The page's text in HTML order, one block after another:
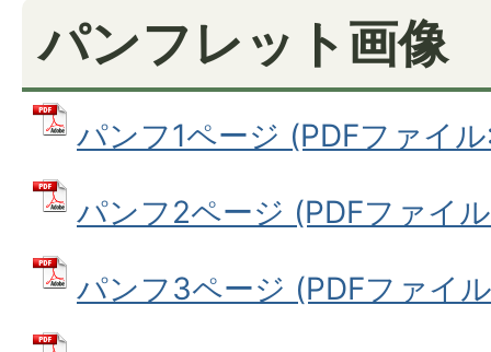
パンフレット画像
パンフ1ページ (PDFファイ
パンフ2ページ (PDFファイ
パンフ3ページ (PDFファイ